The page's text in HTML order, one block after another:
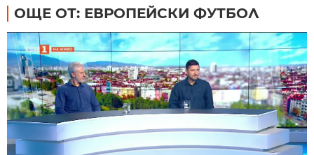
ОЩЕ ОТ: ЕВРОПЕЙСКИ ФУТБОЛ